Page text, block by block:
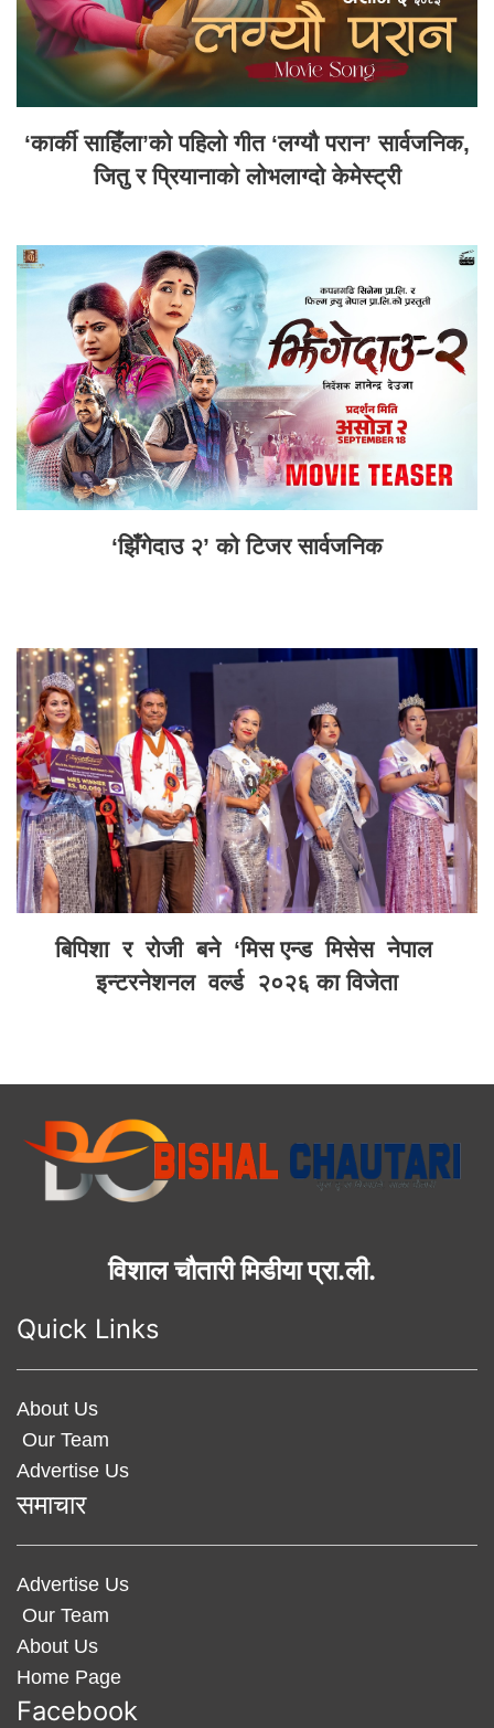
‘कार्की साहिँला’को पहिलो गीत ‘लग्यौ परान’ सार्वजनिक,
जितु र प्रियानाको लोभलाग्दो केमेस्ट्री
‘झिँगेदाउ २’ को टिजर सार्वजनिक
बिपिशा र रोजी बने ‘मिस एन्ड मिसेस नेपाल
इन्टरनेशनल वर्ल्ड २०२६ का विजेता
विशाल चौतारी मिडीया प्रा.ली.
Quick Links
About Us
Our Team
Advertise Us
समाचार
Advertise Us
Our Team
About Us
Home Page
Facebook